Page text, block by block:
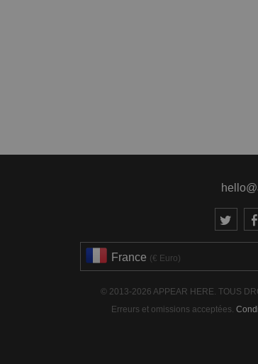
France (€ Euro)
© 2013-2026 APPEAR HERE. TOUS
Erreurs et omissions acceptées.